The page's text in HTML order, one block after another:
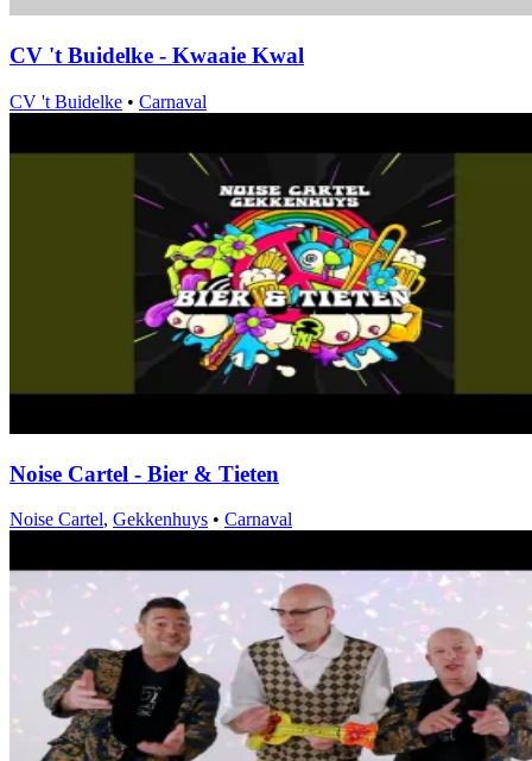
CV 't Buidelke - Kwaaie Kwal
CV 't Buidelke • Carnaval
Noise Cartel - Bier & Tieten
Noise Cartel, Gekkenhuys • Carnaval